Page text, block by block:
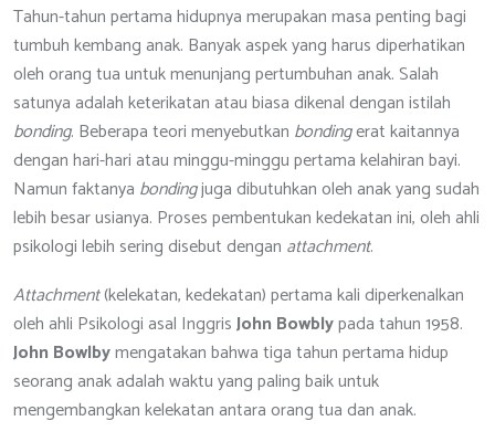
Tahun-tahun pertama hidupnya merupakan masa penting bagi
tumbuh kembang anak. Banyak aspek yang harus diperhatikan
oleh orang tua untuk menunjang pertumbuhan anak. Salah
satunya adalah keterikatan atau biasa dikenal dengan istilah
bonding. Beberapa teori menyebutkan bondingerat kaitannya
dengan hari-hari atau minggu-minggu pertama kelahiran bayi.
Namun faktanya bondingjuga dibutuhkan oleh anak yang sudah
lebih besar usianya. Proses pembentukan kedekatan ini, oleh ahli
psikologi lebih sering disebut dengan attachment.
Attachment(kelekatan, kedekatan) pertama kali diperkenalkan
oleh ahli Psikologi asal InggrisJohn Bowblypada tahun 1958.
John Bowlbymengatakan bahwa tiga tahun pertama hidup
seorang anak adalah waktu yang paling baik untuk
mengembangkan kelekatan antara orang tua dan anak.